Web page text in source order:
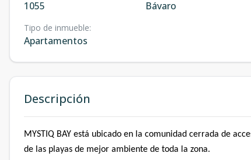
1055 Bávaro
Tipo de inmueble:
Apartamentos
Descripción
MYSTIQ BAY está ubicado en la comunidad cerrada de
de las playas de mejor ambiente de toda la zona.